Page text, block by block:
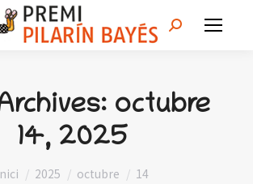
Search:
octubre
14, 2025
are here:
2025 octubre 14